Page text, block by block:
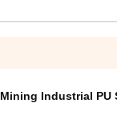
Mining Industrial PU